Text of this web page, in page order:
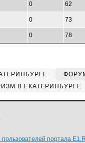
0 62
0 73
0 78
В ЕКАТЕРИНБУРГЕ
портала